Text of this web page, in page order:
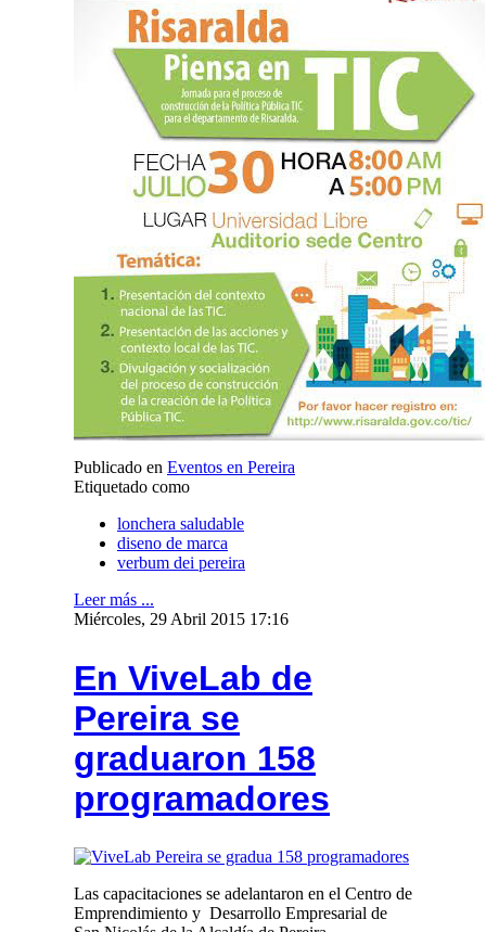
Publicado en Eventos en Pereira
Etiquetado como
lonchera saludable
diseno de marca
verbum dei pereira
Leer más ...
Miércoles, 29 Abril 2015 17:16
En ViveLab de
Pereira se
graduaron 158
programadores
Las capacitaciones se adelantaron en el Centro de
Emprendimiento y Desarrollo Empresarial de